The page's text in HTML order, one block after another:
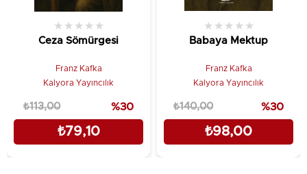
Ceza Sömürgesi
★ ★ ★ ★ ★
Franz Kafka
Kalyora Yayıncılık
₺79,10
₺113,00 %30
Babaya Mektup
★ ★ ★ ★ ★
Franz Kafka
Kalyora Yayıncılık
₺98,00
₺140,00 %30